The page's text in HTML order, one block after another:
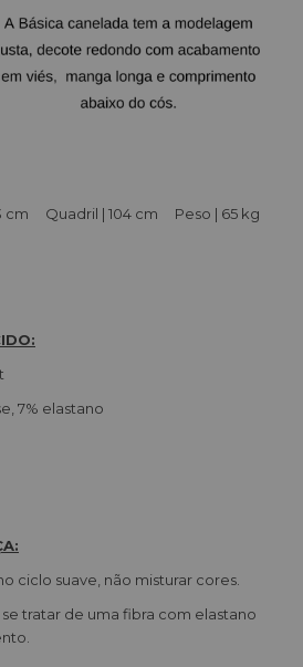
cm Quadril | 104 cm Peso | 65 kg
confort
7% elastano
ciclo suave, não misturar cores.
tratar de uma fibra com elastano